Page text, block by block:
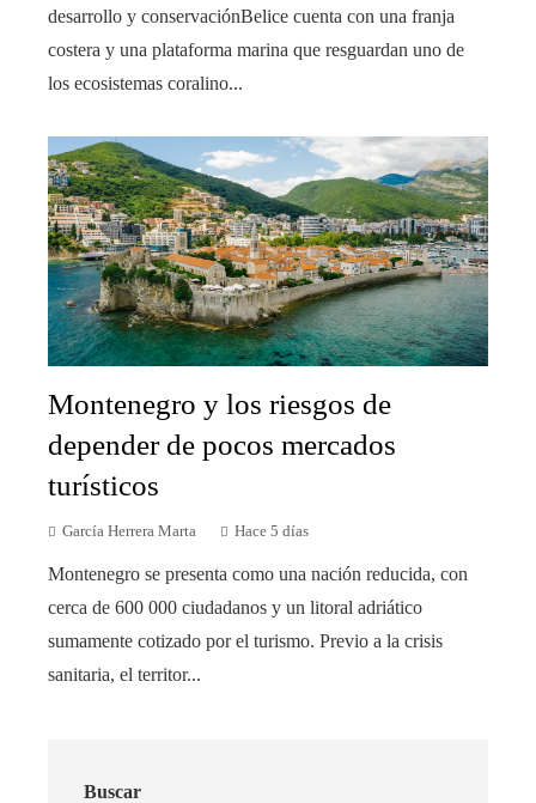
desarrollo y conservaciónBelice cuenta con una franja
costera y una plataforma marina que resguardan uno de
los ecosistemas coralino...
Montenegro y los riesgos de
depender de pocos mercados
turísticos
García Herrera Marta Hace 5 días
Montenegro se presenta como una nación reducida, con
cerca de 600 000 ciudadanos y un litoral adriático
sumamente cotizado por el turismo. Previo a la crisis
sanitaria, el territor...
Buscar